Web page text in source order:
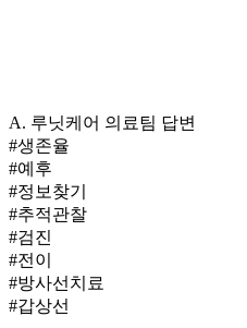
A. 루닛케어 의료팀 답변
#생존율
#예후
#정보찾기
#추적관찰
#검진
#전이
#방사선치료
#갑상선